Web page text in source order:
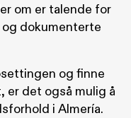
om er talende for
og dokumenterte
og finne
er det også mulig å
i Almería.